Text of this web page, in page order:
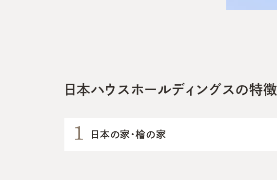
日本ハウスホールディングスの特徴
日本の家・檜の家